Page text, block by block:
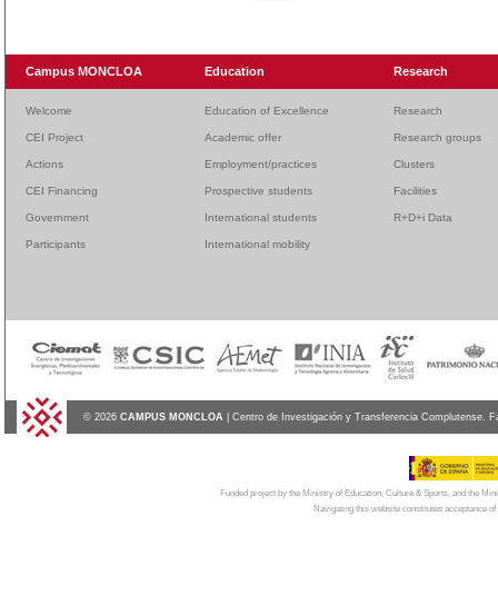
Campus MONCLOA Education Research
Welcome Education of Excellence Research
CEI Project Academic offer Research groups
Actions Employment/practices Clusters
CEI Financing Prospective students Facilities
Government International students R+D+i Data
Participants International mobility
© 2026 CAMPUS MONCLOA | Centro de Investigación y Transferencia Complutense.
Funded project by the Ministry of Education, Culture & Sports, and the
Navigating this website constitutes acceptance